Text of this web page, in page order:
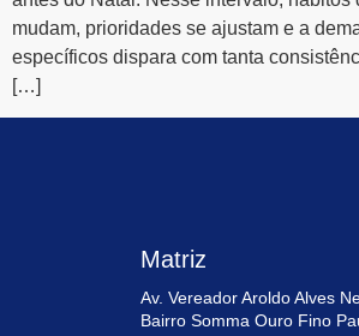
mudam, prioridades se ajustam e a
específicos dispara com tanta
[…]
Matriz
Av. Vereador Aroldo Alves
Bairro Somma Ouro Fino